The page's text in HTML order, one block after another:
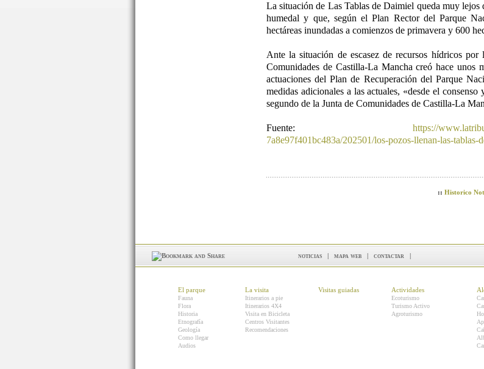
La situación de Las Tablas de Daimiel queda muy
humedal y que, según el Plan Rector del Parque
hectáreas inundadas a comienzos de primavera y 600
Ante la situación de escasez de recursos hídricos
Comunidades de Castilla-La Mancha creó hace unos
actuaciones del Plan de Recuperación del Parque
medidas adicionales a las actuales, «desde el
segundo de la Junta de Comunidades de Castilla-La
Fuente: https://
7a8e97f401bc483a/202501/los-pozos-llenan-las-tablas-
:: Historico
noticias | mapa web | contactar |
El parque
Fauna
Flora
Historia
Etnografía
Geología
Como llegar
Audios
La visita
Itinerarios a pie
Itinerarios 4X4
Visita en Bicicleta
Centros Visitantes
Recomendaciones
Visitas guiadas Actividades
Ecoturismo
Turismo Activo
Agroturismo